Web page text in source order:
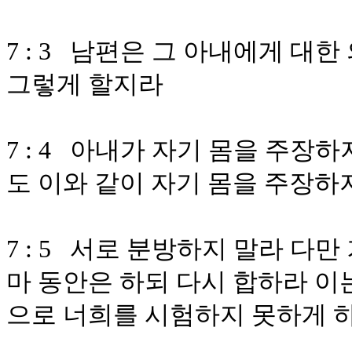
7 : 3 남편은 그 아내에게 대한
그렇게 할지라
7 : 4 아내가 자기 몸을 주장하
도 이와 같이 자기 몸을 주장
7 : 5 서로 분방하지 말라 다만
마 동안은 하되 다시 합하라
으로 너희를 시험하지 못하게